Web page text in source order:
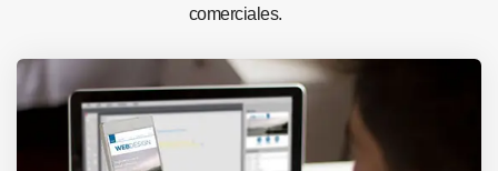
comerciales.